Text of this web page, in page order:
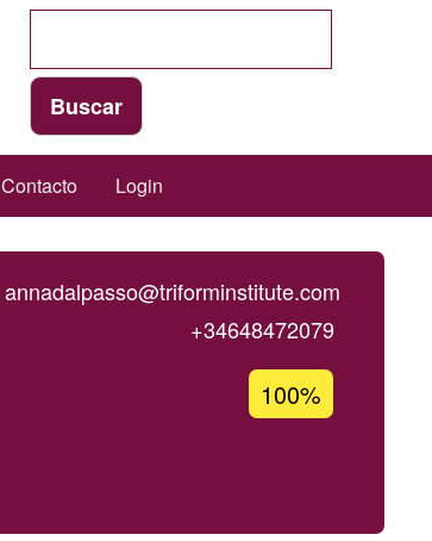
Contacto Login
annadalpasso@triforminstitute.com
+34648472079
Porcentaje
de
100%